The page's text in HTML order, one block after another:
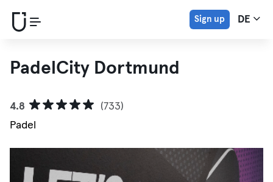
Sign up DE
PadelCity Dortmund
4.8
(733)
Padel